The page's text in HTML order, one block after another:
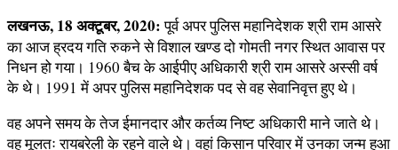
लखनऊ, 18 अक्टूबर, 2020:पूर्व अपर पुलिस महानिदेशक श्री राम आसरे
का आज ह्रदय गति रुकने से विशाल खण्ड दो गोमती नगर स्थित आवास पर
निधन हो गया। 1960 बैच के आईपीए अधिकारी श्री राम आसरे अस्सी वर्ष
के थे। 1991 में अपर पुलिस महानिदेशक पद से वह सेवानिवृत्त हुए थे।
वह अपने समय के तेज ईमानदार और कर्तव्य निष्ट अधिकारी माने जाते थे।
वह मूलतः रायबरेली के रहने वाले थे। वहां किसान परिवार में उनका जन्म हुआ